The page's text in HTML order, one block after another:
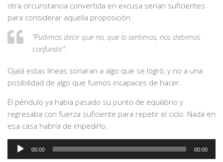
otra circunstancia convertida en excusa serían suficientes
para considerar aquella proposición.
“Pudimos decir que no, que lo sentimos, nos debimos
confundir”.
Ojalá estas líneas sonaran a algo que se logró, y no a una
posibilidad de algo que fuimos incapaces de hacer.
El péndulo ya había pasado su punto de equilibrio y
regresaba con fuerza suficiente para repetir el ciclo. Nada en
esa casa habría de impedirlo.
Audio
Player
00:00 00:00